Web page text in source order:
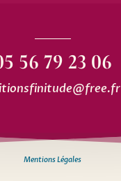
56 79 23 06
Mentions Légales